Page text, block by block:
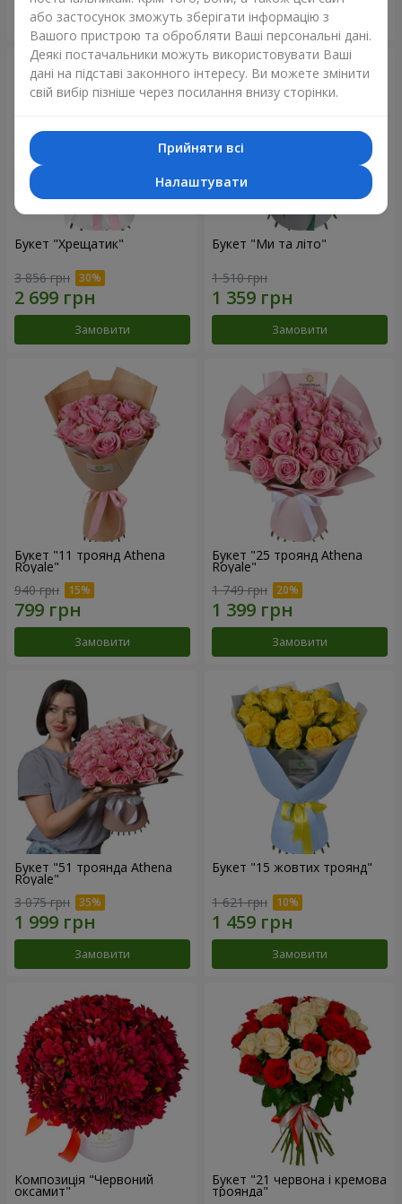
Замовити Замовити
Букет "Хрещатик"
3 856 грн
Замовити
Букет "Ми та літо"
1 510 грн
Замовити
Букет "11 троянд Athena
Royale"
940 грн
Замовити
Букет "25 троянд Athena
Royale"
1 749 грн
Замовити
Букет "51 троянда Athena
Royale"
3 075 грн
Замовити
Букет "15 жовтих троянд"
1 621 грн
Замовити
Композиція "Червоний
оксамит"
Букет "21 червона і кремова
троянда"
або застосунок зможуть зберігати інформацію з
Вашого пристрою та обробляти Ваші персональні дані.
Деякі постачальники можуть використовувати Ваші
дані на підставі законного інтересу. Ви можете змінити
свій вибір пізніше через посилання внизу сторінки.
Прийняти всі
Налаштувати